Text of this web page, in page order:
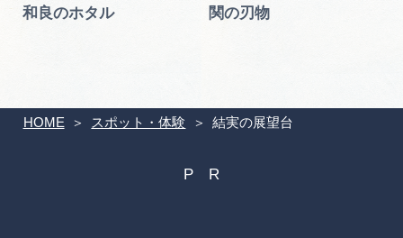
HOME スポット・体験 結実の展望台
和良のホタル 関の刃物